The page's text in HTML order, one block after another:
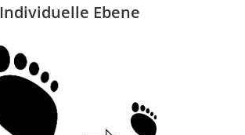
Individuelle Ebene